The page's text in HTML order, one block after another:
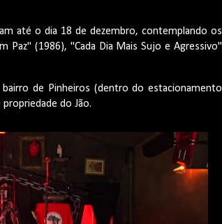
até o dia 18 de dezembro, contemplando os
Paz" (1986), "Cada Dia Mais Sujo e Agressivo"
de Pinheiros (dentro do estacionamento
do Jão.